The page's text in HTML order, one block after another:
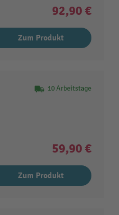
92,90 €
Zum Produkt
10 Arbeitstage
59,90 €
Zum Produkt